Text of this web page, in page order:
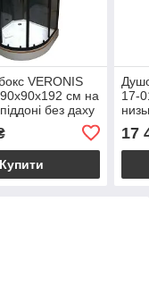
VERONIS
см на
без даху
Купити
17-
17